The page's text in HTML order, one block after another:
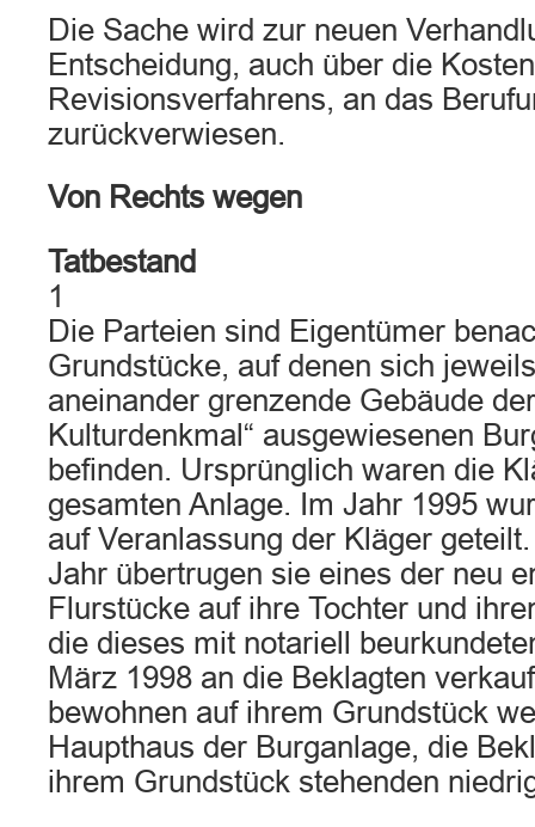
Die Sache wird zur neuen
Entscheidung, auch über die
Revisionsverfahrens, an das
zurückverwiesen.
Von Rechts wegen
Tatbestand
1
Die Parteien sind Eigentümer
Grundstücke, auf denen sich
aneinander grenzende Gebäude
Kulturdenkmal“ ausgewiesenen
befinden. Ursprünglich waren die
gesamten Anlage. Im Jahr 1995
auf Veranlassung der Kläger
Jahr übertrugen sie eines der neu
Flurstücke auf ihre Tochter und
die dieses mit notariell
März 1998 an die Beklagten
bewohnen auf ihrem Grundstück
Haupthaus der Burganlage, die
ihrem Grundstück stehenden